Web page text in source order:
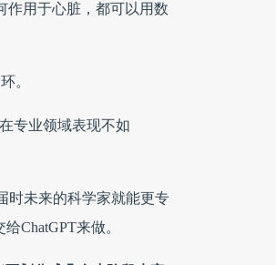
作用于心脏，都可以用数
。
专业领域表现不如
时未来的科学家就能更专
ChatGPT来做。